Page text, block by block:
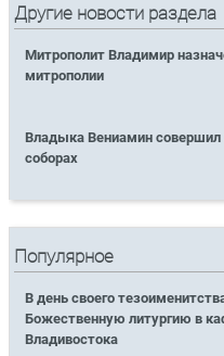
Другие новости раздела
Митрополит Владимир
митрополии
Владыка Вениамин
соборах
Популярное
В день своего
Божественную литургию в
Владивостока